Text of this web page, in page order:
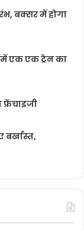
बक्सर में होगा
एक एक ट्रेन का
बर्खास्त,